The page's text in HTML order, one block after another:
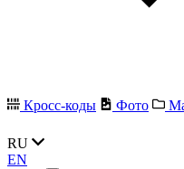
Кросс-коды Фото
RU
EN